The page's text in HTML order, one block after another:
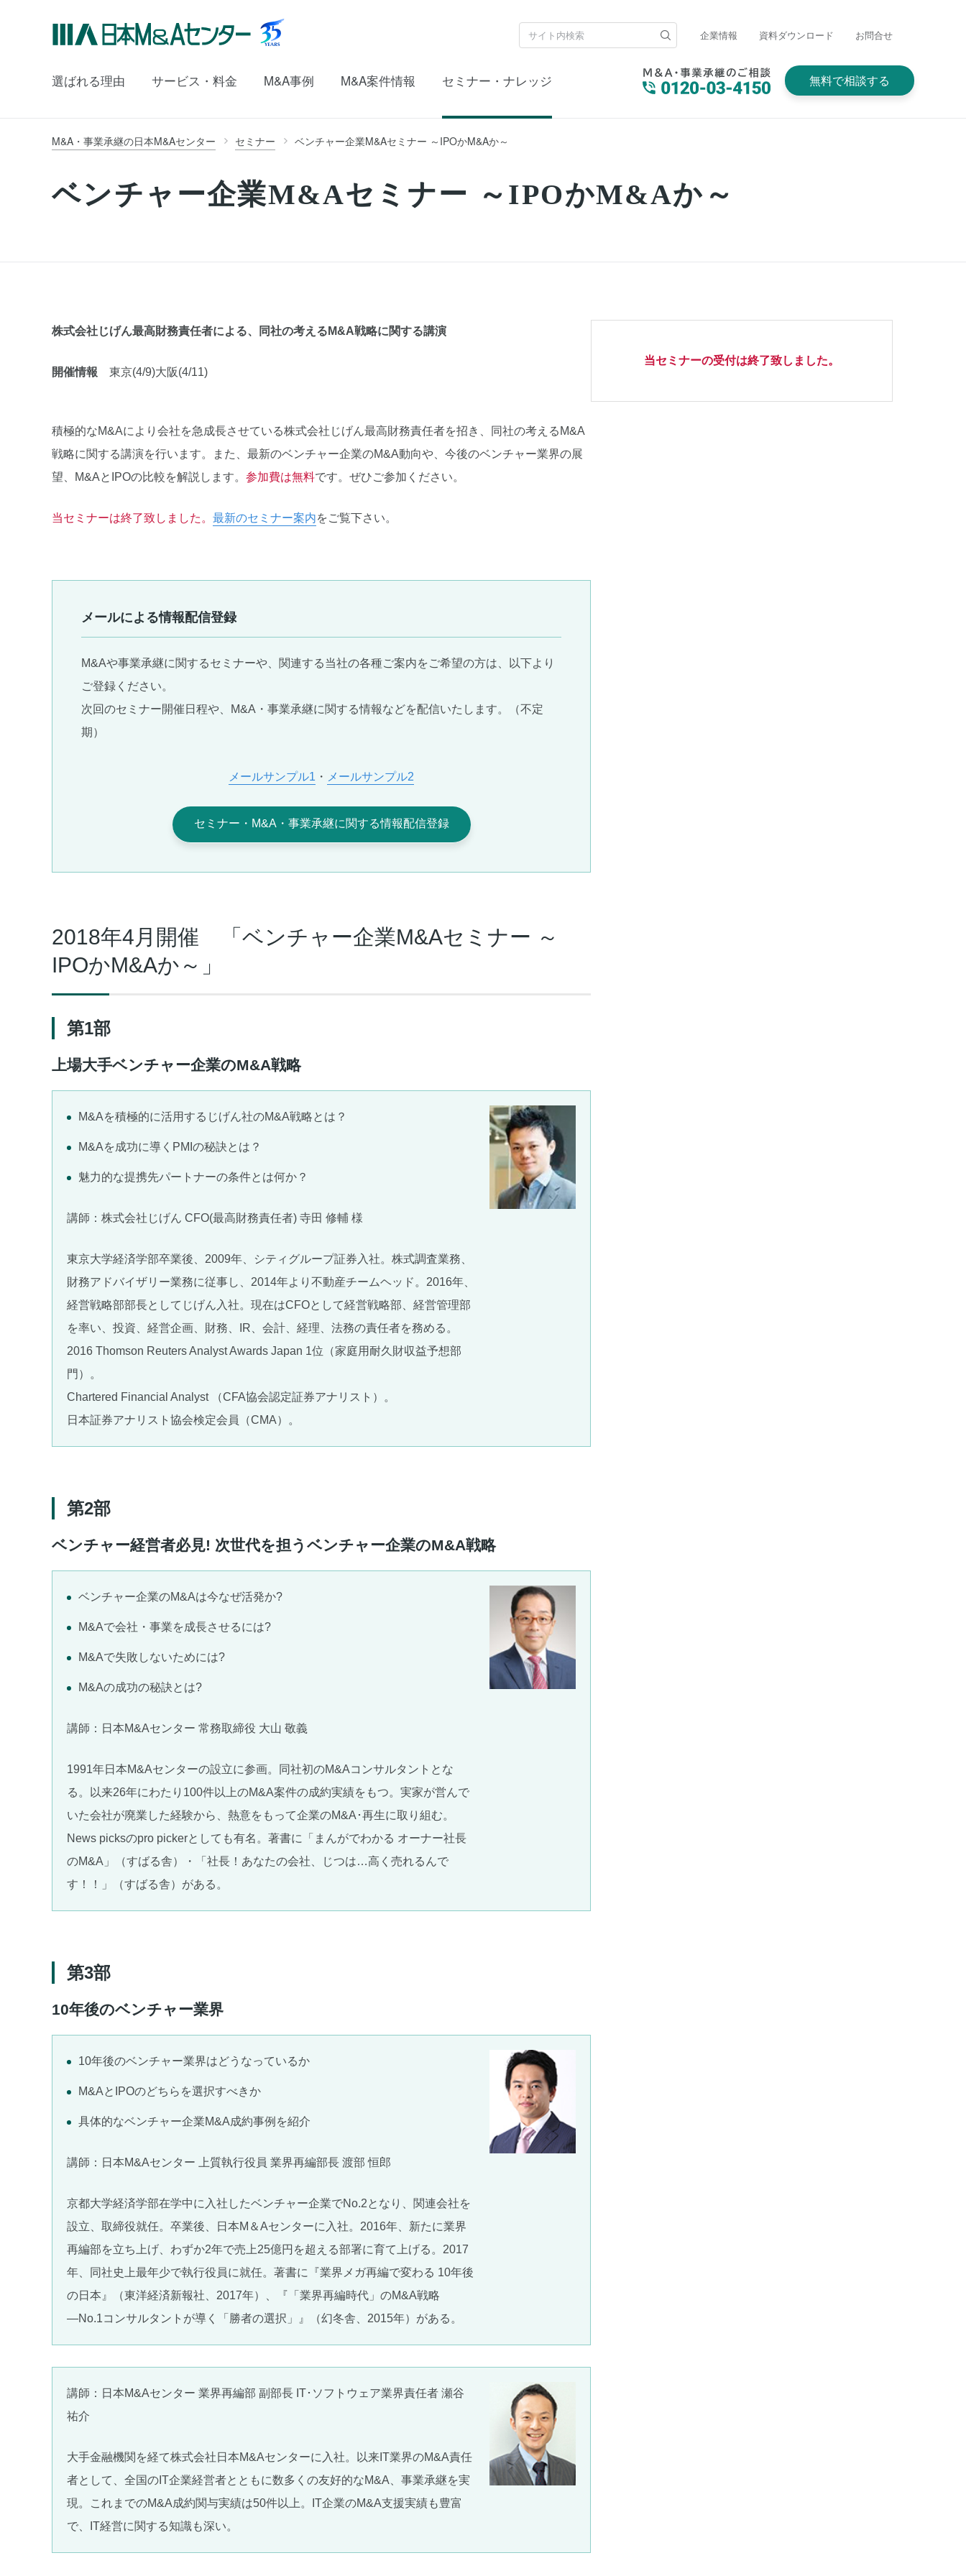
企業情報 資料ダウンロード お問合せ
選ばれる理由 サービス・料金 M&A事例 M&A案件情報 セミナー・ナレッジ 無料で相談する
M&A・事業承継の日本M&Aセンター セミナー ベンチャー企業M&Aセミナー ～IPOかM&Aか～
ベンチャー企業M&Aセミナー ～IPOかM&Aか～
株式会社じげん最高財務責任者による、同社の考えるM&A戦略に関する講演
開催情報 東京(4/9)大阪(4/11)
積極的なM&Aにより会社を急成長させている株式会社じげん最高財務責任者を招き、同社の考えるM&A
戦略に関する講演を行います。また、最新のベンチャー企業のM&A動向や、今後のベンチャー業界の展
望、M&AとIPOの比較を解説します。 参加費は無料です。ぜひご参加ください。
当セミナーは終了致しました。 最新のセミナー案内をご覧下さい。
メールによる情報配信登録
M&Aや事業承継に関するセミナーや、関連する当社の各種ご案内をご希望の方は、以下より
ご登録ください。
次回のセミナー開催日程や、M&A・事業承継に関する情報などを配信いたします。（不定
期）
メールサンプル1 ・ メールサンプル2
セミナー・M&A・事業承継に関する情報配信登録
2018年4月開催 「ベンチャー企業M&Aセミナー ～
IPOかM&Aか～」
第1部
上場大手ベンチャー企業のM&A戦略
M&Aを積極的に活用するじげん社のM&A戦略とは？
M&Aを成功に導くPMIの秘訣とは？
魅力的な提携先パートナーの条件とは何か？
講師：株式会社じげん CFO(最高財務責任者) 寺田 修輔 様
東京大学経済学部卒業後、2009年、シティグループ証券入社。株式調査業務、
財務アドバイザリー業務に従事し、2014年より不動産チームヘッド。2016年、
経営戦略部部長としてじげん入社。現在はCFOとして経営戦略部、経営管理部
を率い、投資、経営企画、財務、IR、会計、経理、法務の責任者を務める。
2016 Thomson Reuters Analyst Awards Japan 1位（家庭用耐久財収益予想部
門）。
Chartered Financial Analyst （CFA協会認定証券アナリスト）。
日本証券アナリスト協会検定会員（CMA）。
第2部
ベンチャー経営者必見! 次世代を担うベンチャー企業のM&A戦略
ベンチャー企業のM&Aは今なぜ活発か?
M&Aで会社・事業を成長させるには?
M&Aで失敗しないためには?
M&Aの成功の秘訣とは?
講師：日本M&Aセンター 常務取締役 大山 敬義
1991年日本M&Aセンターの設立に参画。同社初のM&Aコンサルタントとな
る。以来26年にわたり100件以上のM&A案件の成約実績をもつ。実家が営んで
いた会社が廃業した経験から、熱意をもって企業のM&A･再生に取り組む。
News picksのpro pickerとしても有名。著書に「まんがでわかる オーナー社長
のM&A」（すばる舎）・「社長！あなたの会社、じつは…高く売れるんで
す！！」（すばる舎）がある。
第3部
10年後のベンチャー業界
10年後のベンチャー業界はどうなっているか
M&AとIPOのどちらを選択すべきか
具体的なベンチャー企業M&A成約事例を紹介
講師：日本M&Aセンター 上質執行役員 業界再編部長 渡部 恒郎
京都大学経済学部在学中に入社したベンチャー企業でNo.2となり、関連会社を
設立、取締役就任。卒業後、日本M＆Aセンターに入社。2016年、新たに業界
再編部を立ち上げ、わずか2年で売上25億円を超える部署に育て上げる。2017
年、同社史上最年少で執行役員に就任。著書に『業界メガ再編で変わる 10年後
の日本』（東洋経済新報社、2017年）、『「業界再編時代」のM&A戦略
―No.1コンサルタントが導く「勝者の選択」』（幻冬舎、2015年）がある。
講師：日本M&Aセンター 業界再編部 副部長 IT･ソフトウェア業界責任者 瀬谷
祐介
大手金融機関を経て株式会社日本M&Aセンターに入社。以来IT業界のM&A責任
者として、全国のIT企業経営者とともに数多くの友好的なM&A、事業承継を実
現。これまでのM&A成約関与実績は50件以上。IT企業のM&A支援実績も豊富
で、IT経営に関する知識も深い。
当セミナーの受付は終了致しました。